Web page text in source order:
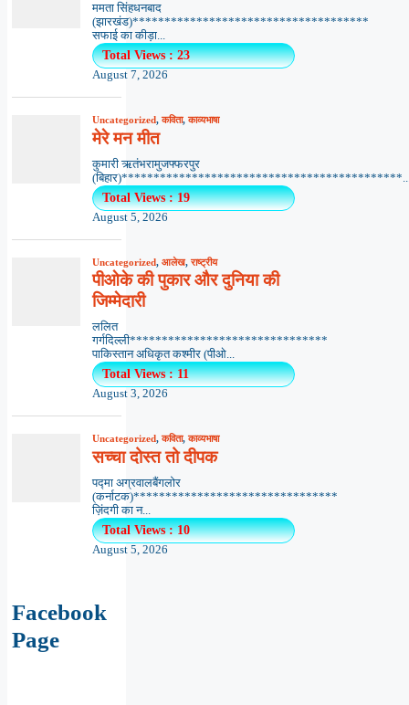
ममता सिंहधनबाद
(झारखंड)*************************************
सफाई का कीड़ा...
Total Views : 23
August 7, 2026
Uncategorized,कविता,काव्यभाषा
मेरे मन मीत
कुमारी ऋतंभरामुजफ्फरपुर
Total Views : 19
August 5, 2026
Uncategorized, आलेख,राष्ट्रीय
पीओके की पुकार और दुनिया की
जिम्मेदारी
ललित
गर्गदिल्ली*******************************
पाकिस्तान अधिकृत कश्मीर (पीओ...
Total Views : 11
August 3, 2026
Uncategorized,कविता,काव्यभाषा
सच्चा दोस्त तो दीपक
पद्मा अग्रवालबैंगलोर
(कर्नाटक)********************************
ज़िंदगी का न...
Total Views : 10
August 5, 2026
Facebook
Page